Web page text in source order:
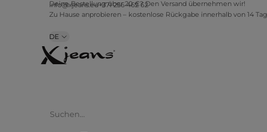
info@xjeans.eu+371 256 462 62
Deine Bestellung über 20 €? Den Versand übernehmen wir!
DE